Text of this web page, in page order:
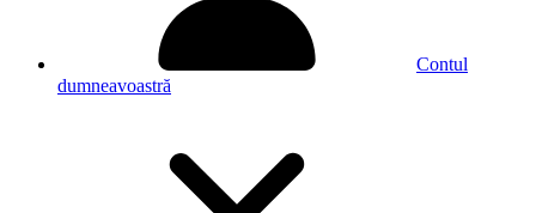
Contul
dumneavoastră